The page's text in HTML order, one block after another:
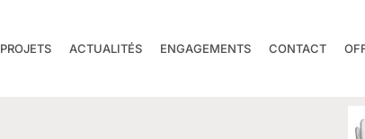
PROJETS ACTUALITÉS ENGAGEMENTS CONTACT